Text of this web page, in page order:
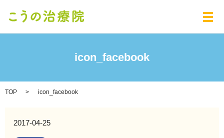
メ
icon_facebook
TOP icon_facebook
2017-04-25